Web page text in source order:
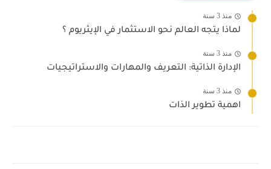
منذ 3 سنة
لماذا يتجه العالم نحو الاستثمار في الإيثريوم ؟
منذ 3 سنة
الإدارة الذاتية: التعريف والمهارات والاستراتيجيات
منذ 3 سنة
اهمية تطوير الذات